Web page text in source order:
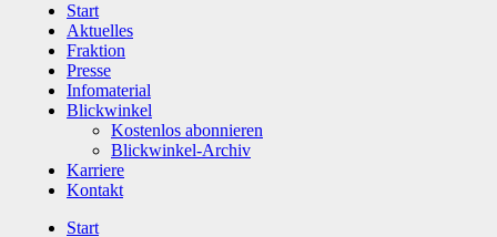
Start
Aktuelles
Fraktion
Presse
Infomaterial
Blickwinkel
Kostenlos abonnieren
Blickwinkel-Archiv
Karriere
Kontakt
Start